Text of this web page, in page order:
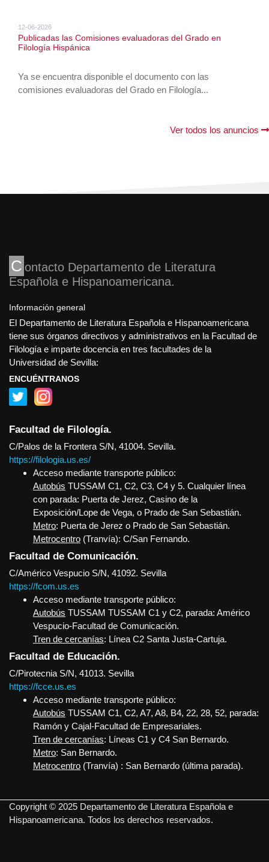
12-06-2026
Publicadas las Comisiones evaluadoras del Grado en
Filología Hispánica
Ya se encuentra disponible el documento con las
comisiones evaluadoras del Grado en Filología...
Ver todos los anuncios
C ontacto Departamento de Literatura
Española e Hispanoamericana
Información general
El Departamento de Literatura Española e Hispanoamericana
tiene sus órganos directivos y administrativos en la Facultad de
Filología e imparte docencia en tres facultades de la
Universidad de Sevilla:
ENCUÉNTRANOS
Facultad de Filología.
C/Palos de la Frontera S/N, 41004. Sevilla.
https://filologia.us.es/
Acceso mediante transporte público:
Autobús TUSSAM C1, C2, C3, C4 y 5. Cualquier línea
con parada: Puerta de Jerez, Casino de la
Exposición/Lope de Vega, o Prado de San Sebastián.
Metro: Puerta de Jerez o Prado de San Sebastián.
Metrocentro (Tranvía): C/San Fernando.
Facultad de Comunicación.
C/Américo Vespucio S/N, 41092. Sevilla
https://fcom.us.es
Acceso mediante transporte público:
Autobús TUSSAM TUSSAM C1 y C2, parada: Américo
Vespucio-Facultad de Comunicación.
Tren de cercanías: Línea C2 Santa Justa-Cartuja.
Facultad de Educación.
C/Pirotecnia S/N, 41013. Sevilla
https://fcce.us.es
Acceso mediante transporte público:
Autobús TUSSAM C1, C2, A7, A8, B4, 22, 28, 52, parada:
Ramón y Cajal-Facultad de Empresariales.
Tren de cercanías: Líneas C1 y C4 San Bernardo.
Metro: San Bernardo.
Metrocentro (Tranvía) : San Bernardo (última parada).
Copyright © 2025 Departamento de Literatura Española e
Hispanoamericana. Todos los derechos reservados.